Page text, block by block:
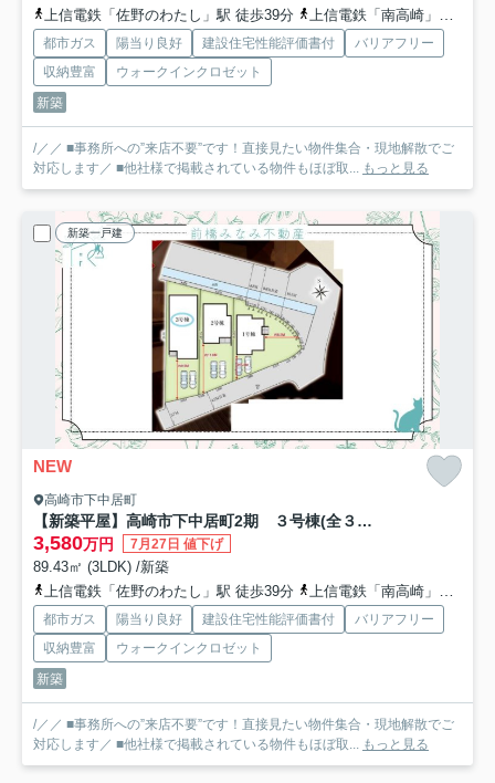
上信電鉄「佐野のわたし」駅 徒歩39分
上信電鉄「南高崎」駅 徒歩39分
都市ガス 陽当り良好 建設住宅性能評価書付
バリアフリー
収納豊富
ウォークインクロゼット
新築
/／／ ■事務所への”来店不要”です！直接見たい物件集合・現地解散でご
対応します／ ■他社様で掲載されている物件もほぼ取...
もっと見る
新築一戸建
NEW
高崎市下中居町
【新築平屋】高崎市下中居町2期 ３号棟(全３棟) グラファーレ 新築建売分譲
3,580万円 7月27日 値下げ
89.43㎡ (3LDK) /新築
上信電鉄「佐野のわたし」駅 徒歩39分
上信電鉄「南高崎」駅 徒歩39分
都市ガス 陽当り良好 建設住宅性能評価書付
バリアフリー
収納豊富
ウォークインクロゼット
新築
/／／ ■事務所への”来店不要”です！直接見たい物件集合・現地解散でご
対応します／ ■他社様で掲載されている物件もほぼ取...
もっと見る